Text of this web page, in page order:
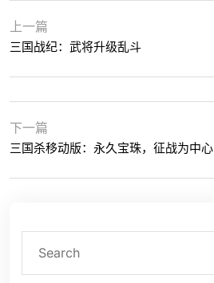
上一篇
三国战纪：武将升级乱斗
下一篇
三国杀移动版：永久宝珠，征战为中心